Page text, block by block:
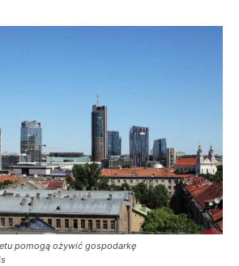
pomogą ożywić gospodarkę